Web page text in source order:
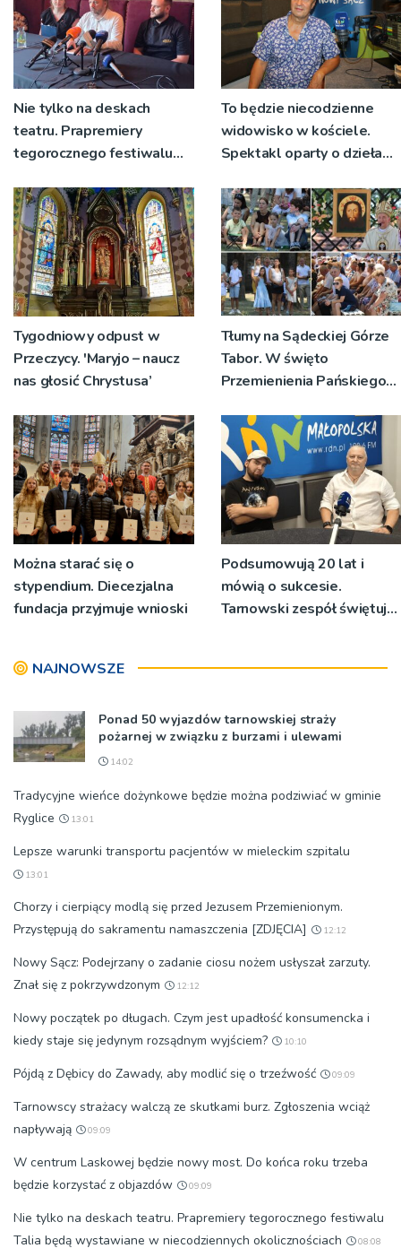
Nie tylko na deskach
teatru. Prapremiery
tegorocznego festiwalu
niecodziennych
okolicznościach
To będzie niecodzienne
widowisko w kościele.
Spektakl oparty o dzieła
Tygodniowy odpust w
Przeczycy. 'Maryjo – naucz
nas głosić Chrystusa’
Tłumy na Sądeckiej Górze
Tabor. W święto
Przemienienia Pańskiego
znaczeniu Sakramentów
[ZDJĘCIA]
Można starać się o
stypendium. Diecezjalna
fundacja przyjmuje wnioski
Podsumowują 20 lat i
mówią o sukcesie.
Tarnowski zespół świętuje
NAJNOWSZE
Ponad 50 wyjazdów tarnowskiej straży
pożarnej w związku z burzami i ulewami
14:02
Tradycyjne wieńce dożynkowe będzie można podziwiać w gminie
Ryglice
13:01
Lepsze warunki transportu pacjentów w mieleckim szpitalu
13:01
Chorzy i cierpiący modlą się przed Jezusem Przemienionym.
Przystępują do sakramentu namaszczenia [ZDJĘCIA]
12:12
Nowy Sącz: Podejrzany o zadanie ciosu nożem usłyszał zarzuty.
Znał się z pokrzywdzonym
12:12
Nowy początek po długach. Czym jest upadłość konsumencka i
kiedy staje się jedynym rozsądnym wyjściem?
10:10
Pójdą z Dębicy do Zawady, aby modlić się o trzeźwość 09:09
Tarnowscy strażacy walczą ze skutkami burz. Zgłoszenia wciąż
napływają
09:09
W centrum Laskowej będzie nowy most. Do końca roku trzeba
będzie korzystać z objazdów
09:09
Nie tylko na deskach teatru. Prapremiery tegorocznego festiwalu
Talia będą wystawiane w niecodziennych okolicznościach
08:08